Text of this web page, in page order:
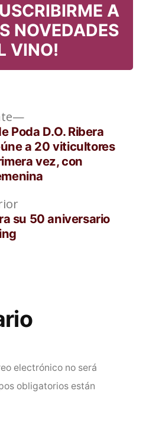
A
NOVEDADES
VINO!
Entrada
anterior:
su 50 aniversario
Entrada
siguiente:
Poda D.O. Ribera
a 20 viticultores
vez, con
electrónico no será
obligatorios están